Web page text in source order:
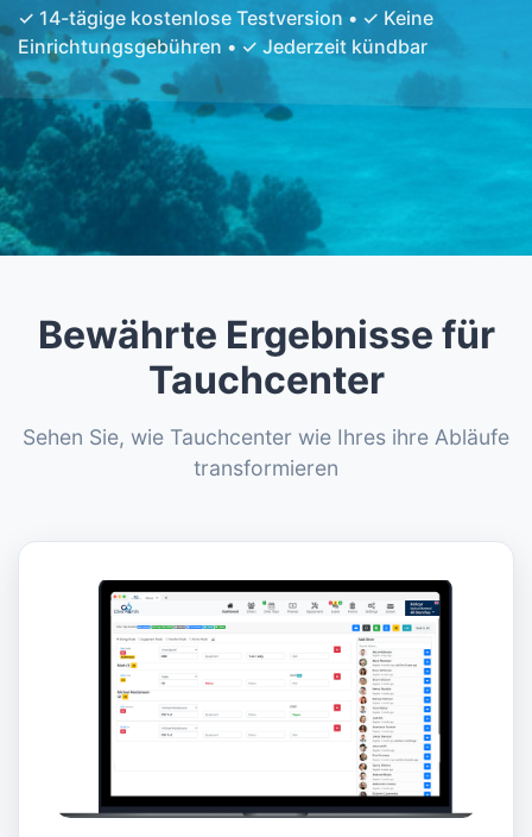
✓ 14-tägige kostenlose Testversion • ✓ Keine
Einrichtungsgebühren • ✓ Jederzeit kündbar
Bewährte Ergebnisse für
Tauchcenter
Sehen Sie, wie Tauchcenter wie Ihres ihre Abläufe
transformieren